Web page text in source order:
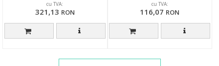
cu TVA:
321,13 RON
cu TVA:
116,07 RON